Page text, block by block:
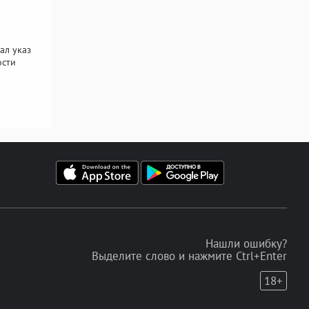
указ
Нашли ошибку?
Выделите слово и нажмите Ctrl+Enter
18+